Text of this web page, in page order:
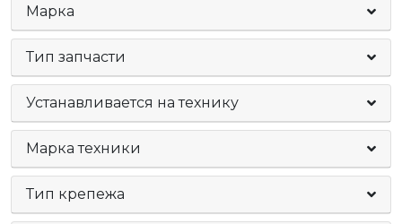
Марка
Тип запчасти
Устанавливается на технику
Марка техники
Тип крепежа